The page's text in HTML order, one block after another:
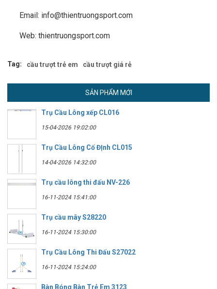
Email: info@thientruongsport.com
Web: thientruongsport.com
Tag: cầu trượt trẻ em cầu trượt giá rẻ
SẢN PHẨM MỚI
Trụ Cầu Lông xếp CL016
15-04-2026 19:02:00
Trụ Cầu Lông Cố ĐỊnh CL015
14-04-2026 14:32:00
Trụ cầu lông thi đấu NV-226
16-11-2024 15:41:00
Trụ cầu mây S28220
16-11-2024 15:30:00
Trụ Cầu Lông Thi Đấu S27022
16-11-2024 15:24:00
Bàn Bóng Bàn Trẻ Em 3123